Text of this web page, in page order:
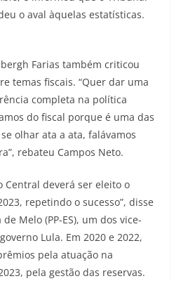
o aval àquelas estatísticas.
Farias também criticou
temas fiscais. “Quer dar uma
completa na política
do fiscal porque é uma das
olhar ata a ata, falávamos
rebateu Campos Neto.
Central deverá ser eleito o
repetindo o sucesso”, disse
Melo (PP-ES), um dos vice-
Lula. Em 2020 e 2022,
pela atuação na
pela gestão das reservas.